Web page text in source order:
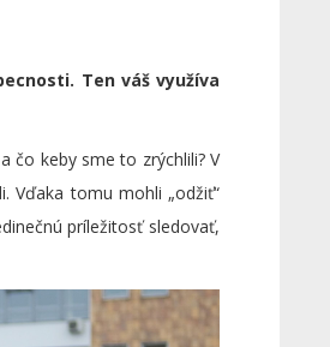
Ten váš využíva
čo keby sme to zrýchlili? V
Vďaka tomu mohli „odžiť“
príležitosť sledovať,